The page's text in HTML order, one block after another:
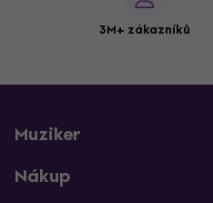
3M+ zákazníků
Muziker
Nákup